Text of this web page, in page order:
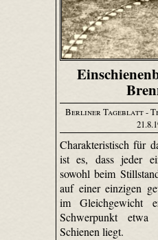
Berliner Tageblatt -
Charakteristisch für
ist es, dass jeder
sowohl beim
auf einer einzigen
im Gleichgewicht
Schwerpunkt
Schienen liegt.